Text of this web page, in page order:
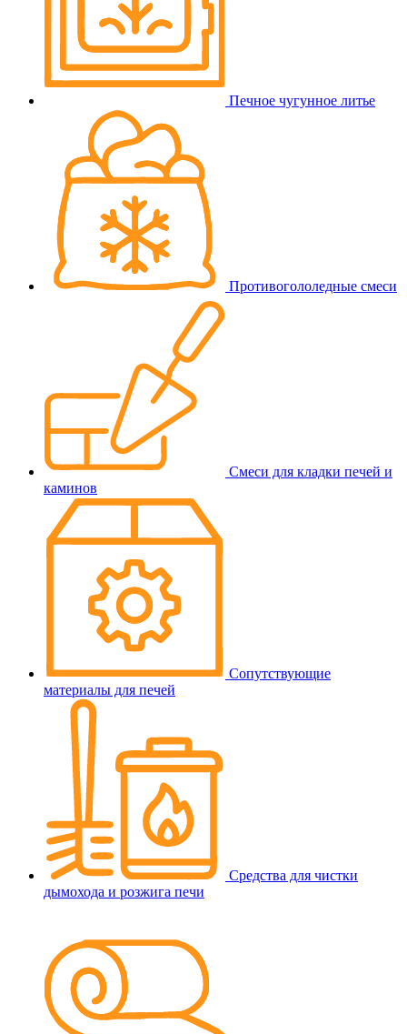
Печное чугунное литье
Противогололедные смеси
Смеси для кладки печей и
каминов
Сопутствующие
материалы для печей
Средства для чистки
дымохода и розжига печи